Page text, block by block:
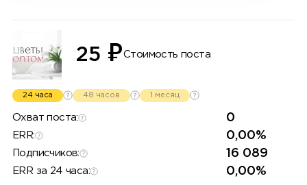
25 ₽Стоимость поста
24 часа 48 часов 1 месяц
Охват поста: 0
ERR: 0,00%
Подписчиков: 16 089
ERR за 24 часа: 0,00%